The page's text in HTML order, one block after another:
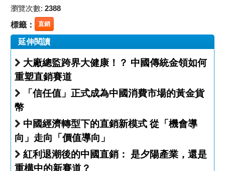
瀏覽次數: 2388
標籤： 直銷
延伸閱讀
大廠總監跨界大健康！？ 中國傳統金領如何
重塑直銷賽道
「信任值」正式成為中國消費市場的黃金貨
幣
中國經濟轉型下的直銷新模式 從「機會導
向」走向「價值導向」
紅利退潮後的中國直銷： 是夕陽產業，還是
重構中的新賽道？